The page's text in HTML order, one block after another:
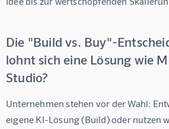
Die "Build vs. Buy"-
lohnt sich eine Lösung wie
Studio?
Unternehmen stehen vor der Wahl:
eigene KI-Lösung (Build) oder nutzen